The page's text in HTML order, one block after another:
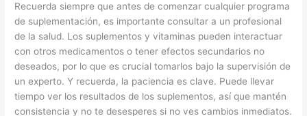
Recuerda siempre que antes de comenzar cualquier programa
de suplementación, es importante consultar a un profesional
de la salud. Los suplementos y vitaminas pueden interactuar
con otros medicamentos o tener efectos secundarios no
deseados, por lo que es crucial tomarlos bajo la supervisión de
un experto. Y recuerda, la paciencia es clave. Puede llevar
tiempo ver los resultados de los suplementos, así que mantén
consistencia y no te desesperes si no ves cambios inmediatos.